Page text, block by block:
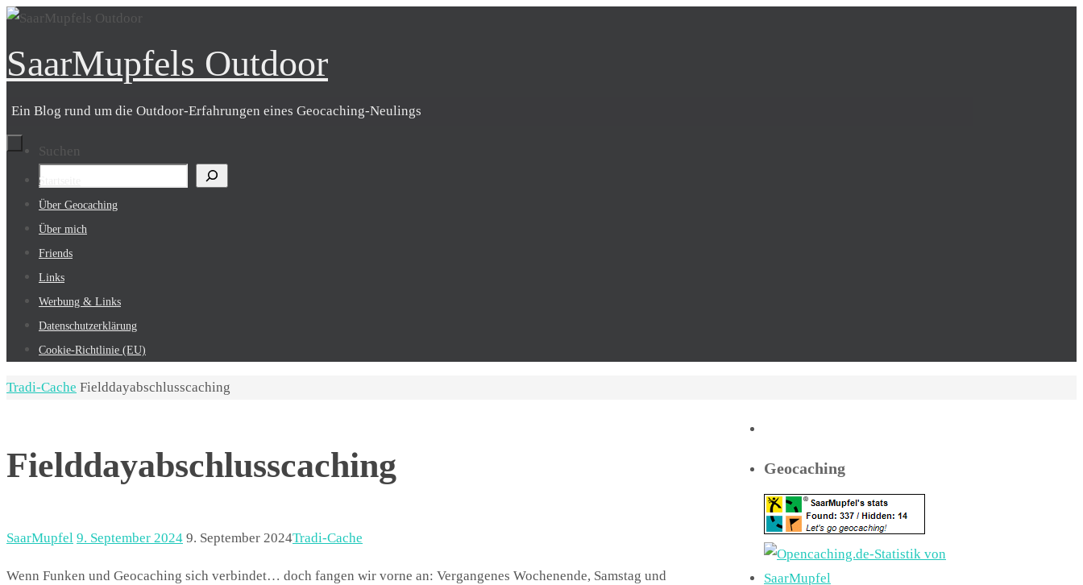
Zum
springen
SaarMupfels Outdoor
Ein Blog rund um die Outdoor-Erfahrungen eines Geocaching-Neulings
Suchen
Zum
Inhalt
springen
Startseite
Über Geocaching
Über mich
Friends
Links
Werbung & Links
Datenschutzerklärung
Cookie-Richtlinie (EU)
Start
Tradi-Cache Fielddayabschlusscaching
Fielddayabschlusscaching
SaarMupfel 9. September 2024 9. September 2024Tradi-Cache
Wenn Funken und Geocaching sich verbindet… doch fangen wir vorne an: Vergangenes Wochenende, Samstag und
Geocaching